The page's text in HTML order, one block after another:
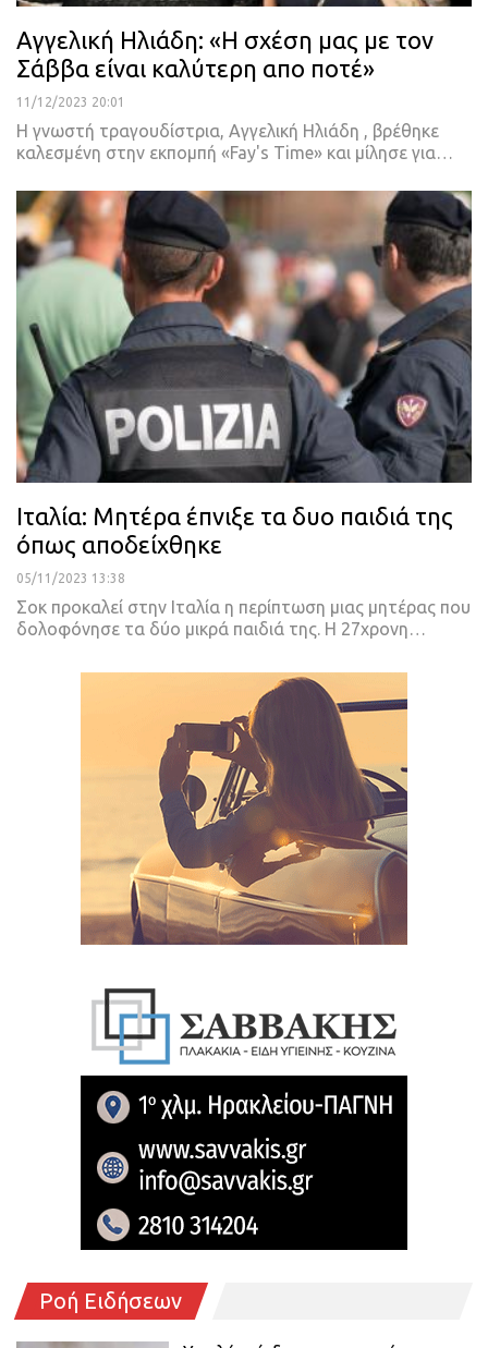
Αγγελική Ηλιάδη: «Η σχέση μας με τον
Σάββα είναι καλύτερη απο ποτέ»
11/12/2023 20:01
Η γνωστή τραγουδίστρια, Αγγελική Ηλιάδη , βρέθηκε
καλεσμένη στην εκπομπή «Fay's Time» και μίλησε για…
Ιταλία: Μητέρα έπνιξε τα δυο παιδιά της
όπως αποδείχθηκε
05/11/2023 13:38
Σοκ προκαλεί στην Ιταλία η περίπτωση μιας μητέρας που
δολοφόνησε τα δύο μικρά παιδιά της. Η 27χρονη…
Ροή Ειδήσεων